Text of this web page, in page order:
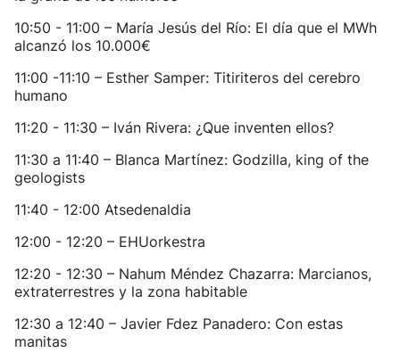
10:50 - 11:00 – María Jesús del Río: El día que el MWh
alcanzó los 10.000€
11:00 -11:10 – Esther Samper: Titiriteros del cerebro
humano
11:20 - 11:30 – Iván Rivera: ¿Que inventen ellos?
11:30 a 11:40 – Blanca Martínez: Godzilla, king of the
geologists
11:40 - 12:00 Atsedenaldia
12:00 - 12:20 – EHUorkestra
12:20 - 12:30 – Nahum Méndez Chazarra: Marcianos,
extraterrestres y la zona habitable
12:30 a 12:40 – Javier Fdez Panadero: Con estas
manitas